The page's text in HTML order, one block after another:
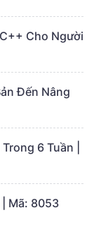
Cho Người
Đến Nâng
6 Tuần |
Mã: 8053